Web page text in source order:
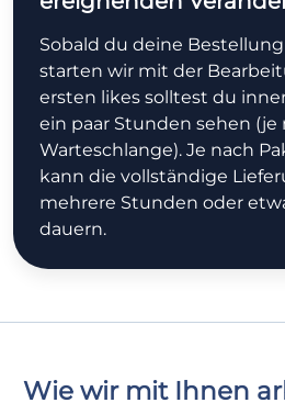
Sobald du deine
starten wir mit der
ersten likes solltest du
ein paar Stunden sehen (je
Warteschlange). Je nach
kann die vollständige
mehrere Stunden oder
dauern.
Wie wir mit Ihnen